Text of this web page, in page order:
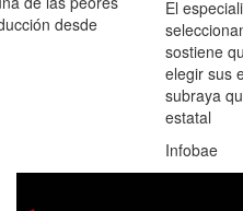
desde
El
sostiene
elegir sus
subraya
estatal
Infobae